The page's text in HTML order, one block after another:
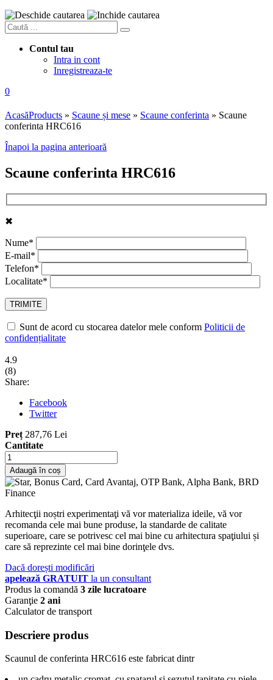
Contul tau
Intra in cont
Inregistreaza-te
0
AcasăProducts » Scaune și mese » Scaune conferinta » Scaune
conferinta HRC616
Înapoi la pagina anterioară
Scaune conferinta HRC616
✖
Nume*
E-mail*
Telefon*
Localitate*
Sunt de acord cu stocarea datelor mele conform Politicii de
confidențialitate
4.9
(8)
Share:
Facebook
Twitter
Preț 287,76 Lei
Cantitate
Adaugă în coș
Arhitecţii noștri experimentaţi vă vor materializa ideile, vă vor
recomanda cele mai bune produse, la standarde de calitate
superioare, care se potrivesc cel mai bine cu arhitectura spaţiului și
care să reprezinte cel mai bine dorinţele dvs.
Dacă dorești modificări
apelează GRATUIT la un consultant
Produs la comandă 3 zile lucratoare
Garanţie 2 ani
Calculator de transport
Descriere produs
Scaunul de conferinta HRC616 este fabricat dintr